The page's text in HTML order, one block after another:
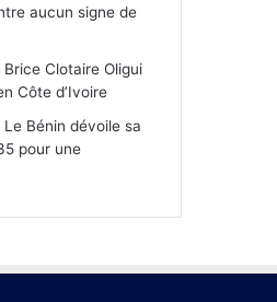
aucun signe de
Clotaire Oligui
Côte d’Ivoire
Bénin dévoile sa
pour une